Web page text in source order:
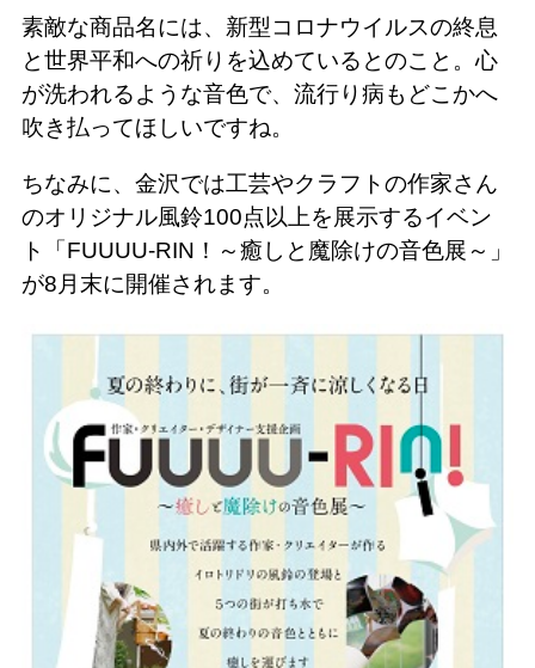
素敵な商品名には、新型コロナウイルスの終息
と世界平和への祈りを込めているとのこと。心
が洗われるような音色で、流行り病もどこかへ
吹き払ってほしいですね。
ちなみに、金沢では工芸やクラフトの作家さん
のオリジナル風鈴100点以上を展示するイベン
ト「FUUUU-RIN！～癒しと魔除けの音色展～」
が8月末に開催されます。